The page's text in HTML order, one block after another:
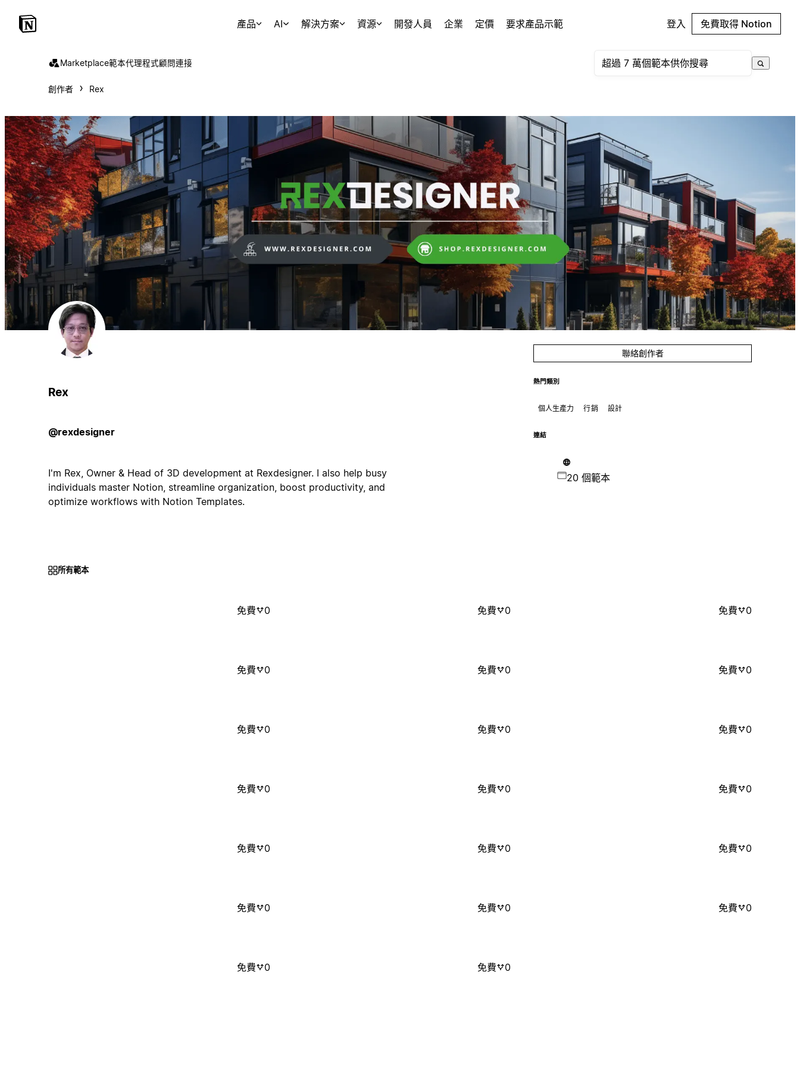
產品 AI 解決方案 資源 開發人員 企業 定價 要求產品示範 登入 免費取得 Notion
Marketplace範本代理程式顧問連接
創作者 Rex
Rex
@rexdesigner
I'm Rex, Owner & Head of 3D development at Rexdesigner. I also help busy
individuals master Notion, streamline organization, boost productivity, and
optimize workflows with Notion Templates.
聯絡創作者
熱門類別
個人生產力 行銷 設計
連結
20 個範本
所有範本
免費 0 免費 0 免費 0
免費 0 免費 0 免費 0
免費 0 免費 0 免費 0
免費 0 免費 0 免費 0
免費 0 免費 0 免費 0
免費 0 免費 0 免費 0
免費 0 免費 0